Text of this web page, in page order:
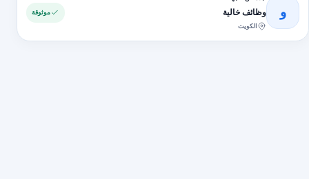
و وظائف خالية
الكويت
موثوقة